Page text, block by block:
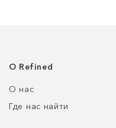
О Refined
О нас
Где нас найти